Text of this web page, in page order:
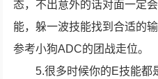
态，不出意外的话对面一定
能，躲一波技能找到合适的
参考小狗ADC的团战走位。
5.很多时候你的E技能都